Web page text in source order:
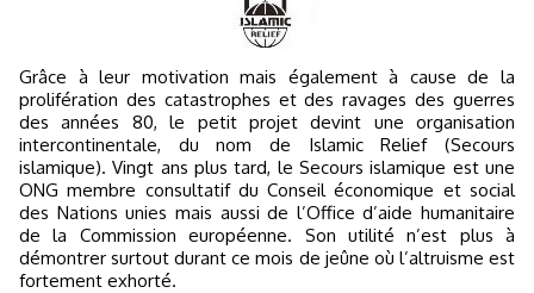
Grâce à leur motivation mais également à cause de la
prolifération des catastrophes et des ravages des guerres
des années 80, le petit projet devint une organisation
intercontinentale, du nom de Islamic Relief (Secours
islamique). Vingt ans plus tard, le Secours islamique est une
ONG membre consultatif du Conseil économique et social
des Nations unies mais aussi de l’Office d’aide humanitaire
de la Commission européenne. Son utilité n’est plus à
démontrer surtout durant ce mois de jeûne où l’altruisme est
fortement exhorté.